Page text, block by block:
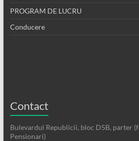
PROGRAM DE LUCRU
Conducere
Contact
Bulevardul Republicii, bloc D5B, parter
Pensionari)